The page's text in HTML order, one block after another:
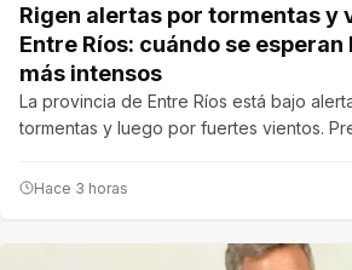
Rigen alertas por tormentas y
Entre Ríos: cuándo se
más intensos
La provincia de Entre Ríos está bajo
tormentas y luego por fuertes vientos.
Hace 3 horas